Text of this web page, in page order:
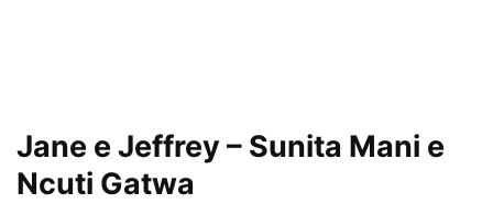
Jane e Jeffrey – Sunita Mani e
Ncuti Gatwa